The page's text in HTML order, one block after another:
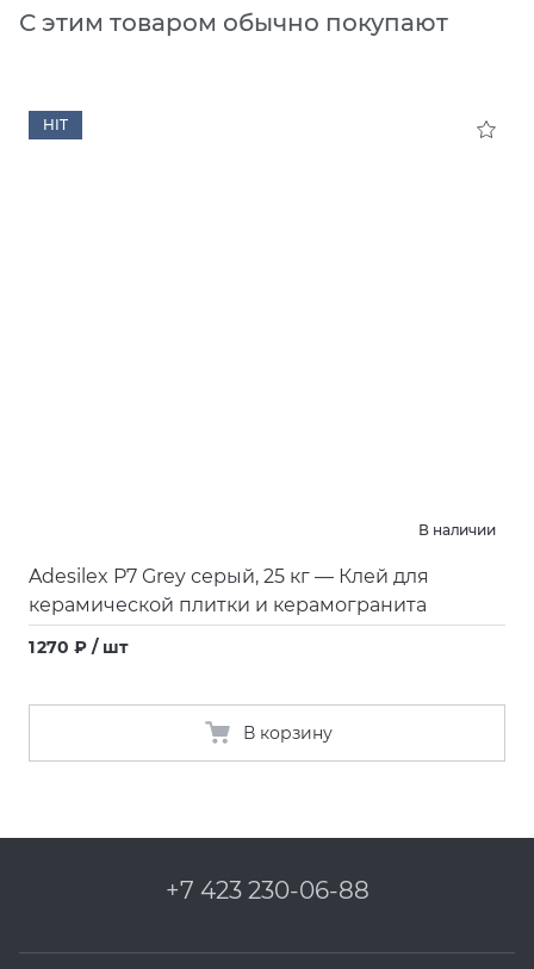
С этим товаром обычно покупают
HIT
В наличии
Adesilex P7 Grey серый, 25 кг — Клей для
керамической плитки и керамогранита
1 270 ₽ / шт
В корзину
+7 423 230-06-88